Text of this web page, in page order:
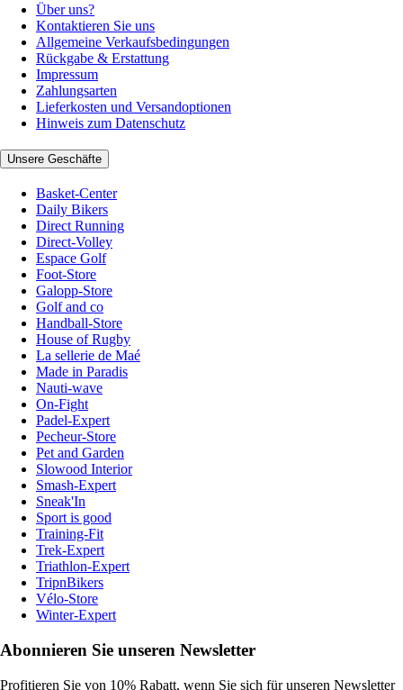
Über uns?
Kontaktieren Sie uns
Allgemeine Verkaufsbedingungen
Rückgabe & Erstattung
Impressum
Zahlungsarten
Lieferkosten und Versandoptionen
Hinweis zum Datenschutz
Unsere Geschäfte
Basket-Center
Daily Bikers
Direct Running
Direct-Volley
Espace Golf
Foot-Store
Galopp-Store
Golf and co
Handball-Store
House of Rugby
La sellerie de Maé
Made in Paradis
Nauti-wave
On-Fight
Padel-Expert
Pecheur-Store
Pet and Garden
Slowood Interior
Smash-Expert
Sneak'In
Sport is good
Training-Fit
Trek-Expert
Triathlon-Expert
TripnBikers
Vélo-Store
Winter-Expert
Abonnieren Sie unseren Newsletter
Profitieren Sie von 10% Rabatt, wenn Sie sich für unseren Newsletter